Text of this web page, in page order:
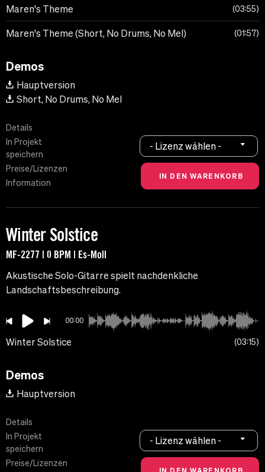
Maren's Theme 03:55
Maren's Theme (Short, No Drums, No Mel) 01:57
Demos
Hauptversion
Short, No Drums, No Mel
Details
In Projekt
speichern
Preise/Lizenzen
Information
- Lizenz wählen -
Winter Solstice
MF-2277 | 0 BPM | Es-Moll
Akustische Solo-Gitarre spielt nachdenkliche
Landschaftsbeschreibung.
00:00
Winter Solstice 03:15
Demos
Hauptversion
Details
In Projekt
speichern
Preise/Lizenzen
- Lizenz wählen -